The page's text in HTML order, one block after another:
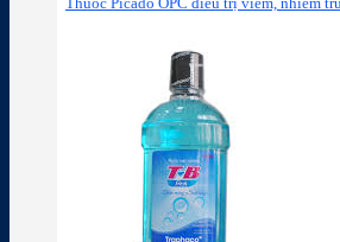
Thuốc Picado OPC điều trị viêm, nhiễm